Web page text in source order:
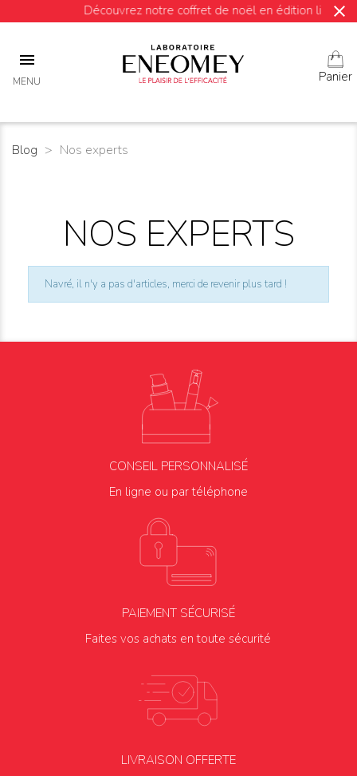
Découvrez notre coffret de noël en édition limitée !
close

MENU Panier
Blog Nos experts
NOS EXPERTS
Navré, il n'y a pas d'articles, merci de revenir plus tard !
CONSEIL PERSONNALISÉ
En ligne ou par téléphone
PAIEMENT SÉCURISÉ
Faites vos achats en toute sécurité
LIVRAISON OFFERTE